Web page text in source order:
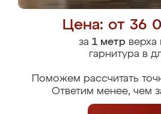
Цена: от 36
за 1 метрверха
гарнитура в
Поможем рассчитать
Ответим менее, чем